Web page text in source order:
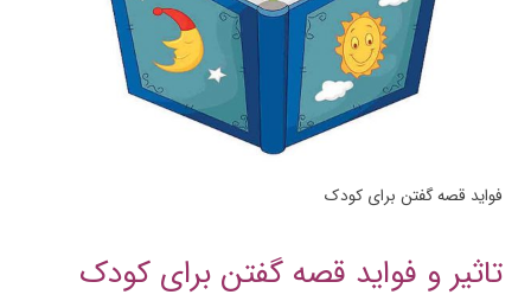
فواید قصه گفتن برای کودک
تاثیر و فواید قصه گفتن برای کودک